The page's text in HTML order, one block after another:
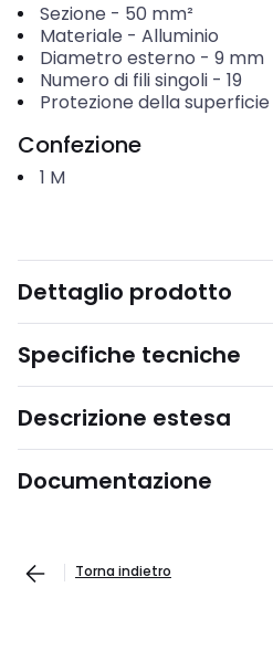
Sezione - 50 mm²
Materiale - Alluminio
Diametro esterno - 9 mm
Numero di fili singoli- 19
Protezione della superficie
Confezione
1 M
Dettaglio prodotto
Specifiche tecniche
Descrizione estesa
Documentazione
Torna indietro